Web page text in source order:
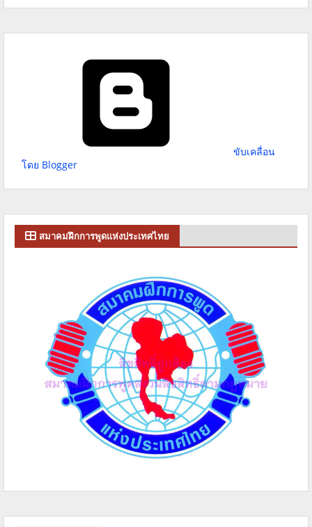
ขับเคลื่อน
โดย Blogger
สมาคมฝึกการพูดแห่งประเทศไทย